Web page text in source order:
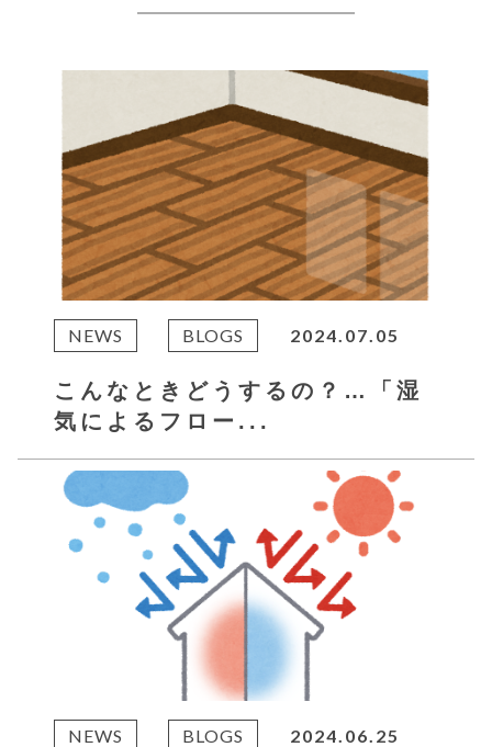
NEWS BLOGS 2024.07.05
こんなときどうするの？…「湿
気によるフロー...
NEWS BLOGS 2024.06.25